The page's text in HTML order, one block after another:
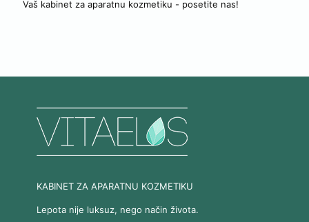
Vaš kabinet za aparatnu kozmetiku - posetite nas!
KABINET ZA APARATNU KOZMETIKU
Lepota nije luksuz, nego način života.